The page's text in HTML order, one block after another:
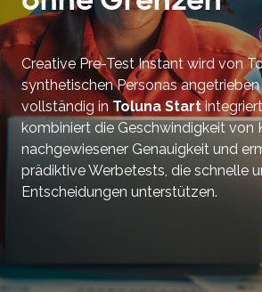
Creative Pre-Test Instant wird von
synthetischen Personas
vollständig inToluna Start
kombiniert die Geschwindigkeit von
nachgewiesener Genauigkeit und
prädiktive Werbetests, die schnelle
Entscheidungen unterstützen.